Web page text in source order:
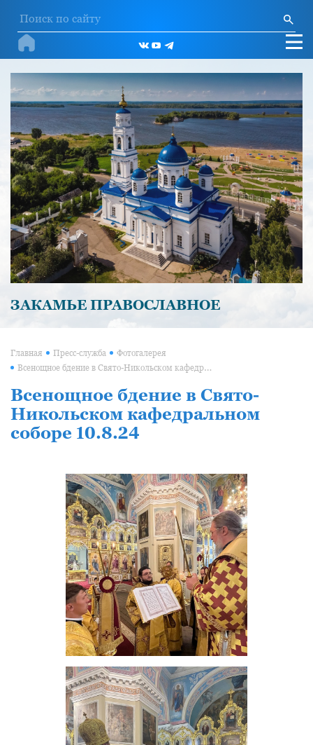
ЗАКАМЬЕ ПРАВОСЛАВНОЕ
Главная Пресс-служба Фотогалерея
Всенощное бдение в Свято-Никольском кафедральном соборе 10.8.24
Всенощное бдение в Свято-
Никольском кафедральном
соборе 10.8.24